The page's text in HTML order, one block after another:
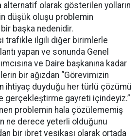
olarak gösterilen yolların
düşük oluşu problemin
başka nedenidir.
trafikle ilgili diğer birimlerle
yapan ve sonunda Genel
ve Daire başkanına kadar
bir ağızdan “Görevimizin
ihtiyaç duyduğu her türlü çözümü
gerçekleştirme gayreti içindeyiz.”
problemin hala çözülememiş
ne derece yeterli olduğunu
bir ibret vesikası olarak ortada